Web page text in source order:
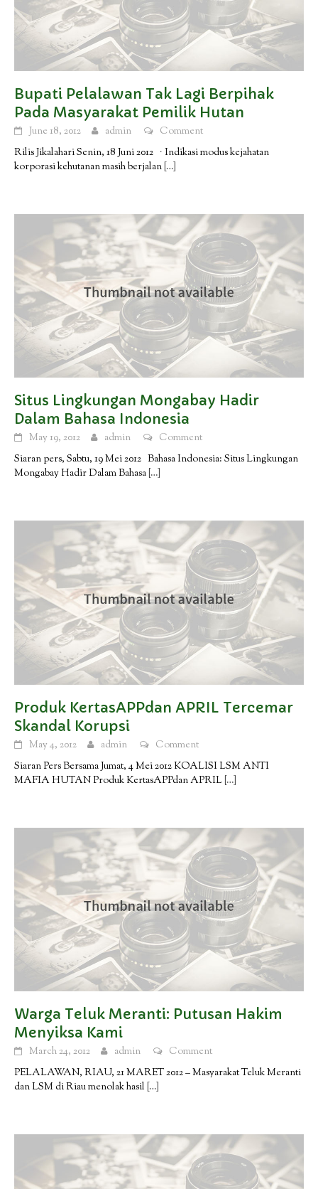
Bupati Pelalawan Tak Lagi Berpihak
Pada Masyarakat Pemilik Hutan
June 18, 2012 admin
Comment
Rilis Jikalahari Senin, 18 Juni 2012 · Indikasi modus kejahatan
korporasi kehutanan masih berjalan […]
Situs Lingkungan Mongabay Hadir
Dalam Bahasa Indonesia
May 19, 2012 admin
Comment
Siaran pers, Sabtu, 19 Mei 2012 Bahasa Indonesia: Situs Lingkungan
Mongabay Hadir Dalam Bahasa […]
Produk KertasAPPdan APRIL Tercemar
Skandal Korupsi
May 4, 2012 admin
Comment
Siaran Pers Bersama Jumat, 4 Mei 2012 KOALISI LSM ANTI
MAFIA HUTAN Produk KertasAPPdan APRIL […]
Warga Teluk Meranti: Putusan Hakim
Menyiksa Kami
March 24, 2012 admin
Comment
PELALAWAN, RIAU, 21 MARET 2012 – Masyarakat Teluk Meranti
dan LSM di Riau menolak hasil […]